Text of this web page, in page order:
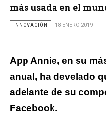
más usada en el
INNOVACIÓN 18 ENERO 2019
App Annie, en su
anual, ha develado
adelante de su
Facebook.